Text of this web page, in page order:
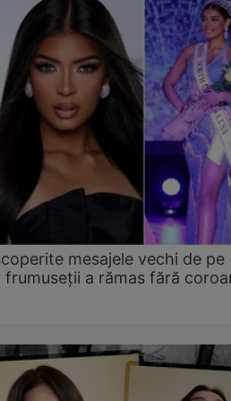
mesajele vechi de pe
a rămas fără